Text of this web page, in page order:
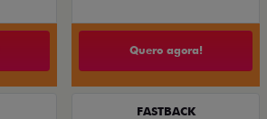
Quero agora!
FASTBACK